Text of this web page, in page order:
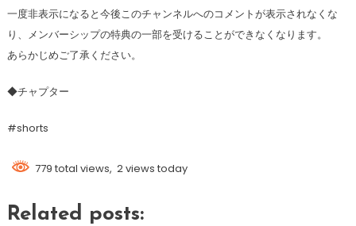
一度非表示になると今後このチャンネルへのコメントが表示されなくな
り、メンバーシップの特典の一部を受けることができなくなります。
あらかじめご了承ください。
◆チャプター
#shorts
779 total views, 2 views today
Related posts: